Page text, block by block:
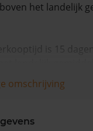
het landelijk
is 15
is €1.990.000.
omschrijving